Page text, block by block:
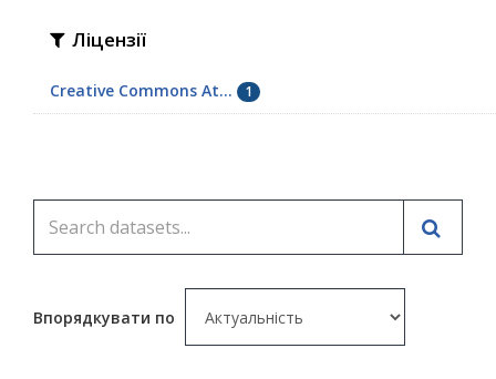
Ліцензії
Creative Commons At... 1
Впорядкувати по